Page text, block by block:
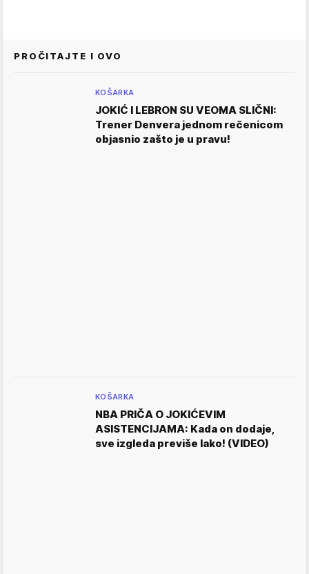
PROČITAJTE I OVO
KOŠARKA
JOKIĆ I LEBRON SU VEOMA SLIČNI:
Trener Denvera jednom rečenicom
objasnio zašto je u pravu!
KOŠARKA
NBA PRIČA O JOKIĆEVIM
ASISTENCIJAMA: Kada on dodaje,
sve izgleda previše lako! (VIDEO)